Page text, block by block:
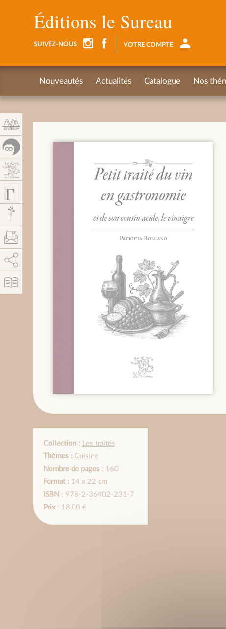
Collection : Les traités
Thèmes : Cuisine
Nombre de pages :160
Format :14 x 22 cm
ISBN : 978-2-36402-231-7
Prix: 18,00 €
Éditions le Sureau
SUIVEZ-NOUS VOTRE COMPTE
Nouveautés Actualités Catalogue Nos